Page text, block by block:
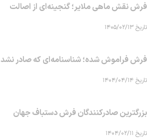
فرش نقش ماهی‌ ملایر؛ گنجینه‌ای از اصالت
تاریخ ۱۴۰۵/۰۲/۱۳
فرش فراموش شده؛ شناسنامه‌ای که صادر نشد
تاریخ ۱۴۰۴/۰۴/۱۴
بزرگترین صادرکنندگان فرش دستباف جهان
تاریخ ۱۴۰۴/۰۲/۱۱